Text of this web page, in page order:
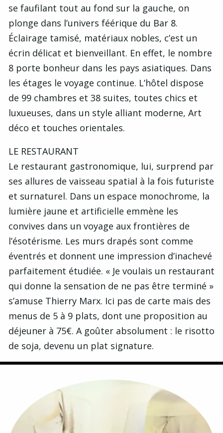
se faufilant tout au fond sur la gauche, on
plonge dans l’univers féérique du Bar 8.
Éclairage tamisé, matériaux nobles, c’est un
écrin délicat et bienveillant. En effet, le nombre
8 porte bonheur dans les pays asiatiques. Dans
les étages le voyage continue. L’hôtel dispose
de 99 chambres et 38 suites, toutes chics et
luxueuses, dans un style alliant moderne, Art
déco et touches orientales.
LE RESTAURANT
Le restaurant gastronomique, lui, surprend par
ses allures de vaisseau spatial à la fois futuriste
et surnaturel. Dans un espace monochrome, la
lumière jaune et artificielle emmène les
convives dans un voyage aux frontières de
l’ésotérisme. Les murs drapés sont comme
éventrés et donnent une impression d’inachevé
parfaitement étudiée. « Je voulais un restaurant
qui donne la sensation de ne pas être terminé »
s’amuse Thierry Marx. Ici pas de carte mais des
menus de 5 à 9 plats, dont une proposition au
déjeuner à 75€. A goûter absolument : le risotto
de soja, devenu un plat signature.